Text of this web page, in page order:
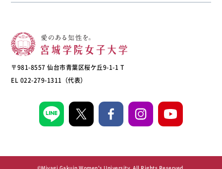
〒981-8557 仙台市青葉区桜ケ丘9-1-1 T
EL 022-279-1311（代表）